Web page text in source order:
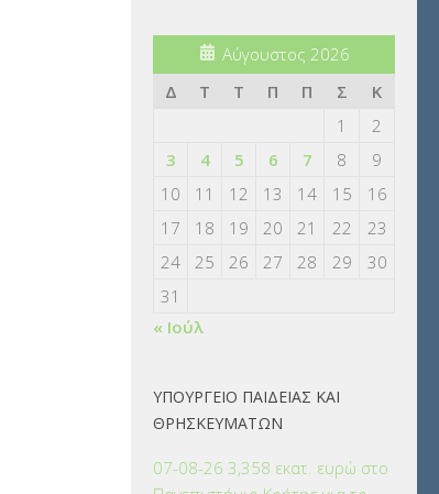
Αύγουστος 2026
Δ
Τ Τ Π Π Σ
Κ
1
2
3
4 5 6 7 8
9
10
11 12 13 14 15
16
17
18 19 20 21 22
23
24
25 26 27 28 29
30
31
« Ιούλ
ΥΠΟΥΡΓΕΙΟ ΠΑΙΔΕΙΑΣ ΚΑΙ
ΘΡΗΣΚΕΥΜΑΤΩΝ
07-08-26 3,358 εκατ. ευρώ στο